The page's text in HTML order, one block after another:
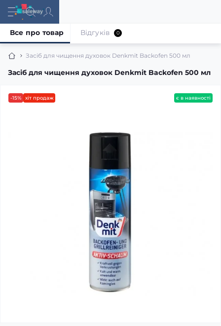
Засіб для чищення духовок Denkmit Backofen 500 мл
Засіб для чищення духовок Denkmit Backofen 500 мл
Все про товар Відгуків 0
-15% хіт продаж є в наявності